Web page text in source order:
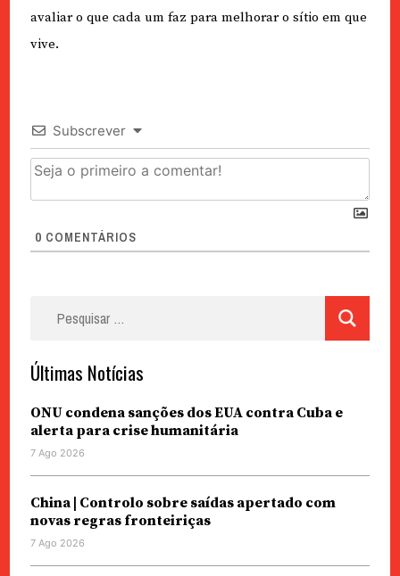
avaliar o que cada um faz para melhorar o sítio em que
vive.
Subscrever
0 COMENTÁRIOS
Últimas Notícias
ONU condena sanções dos EUA contra Cuba e
alerta para crise humanitária
7 Ago 2026
China | Controlo sobre saídas apertado com
novas regras fronteiriças
7 Ago 2026